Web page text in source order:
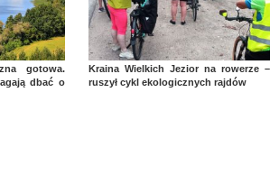
gotowa.
dbać o
Kraina Wielkich Jezior na rowerze –
ruszył cykl ekologicznych rajdów